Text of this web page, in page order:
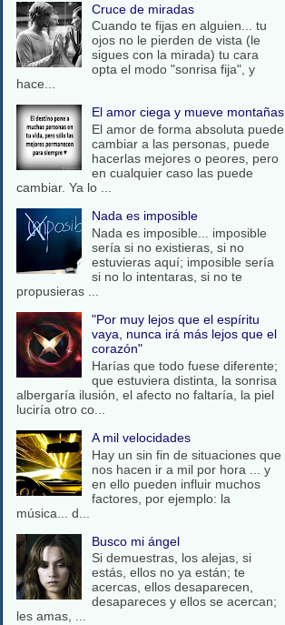
Cruce de miradas
Cuando te fijas en alguien... tu
ojos no le pierden de vista (le
sigues con la mirada) tu cara
opta el modo "sonrisa fija", y
hace...
El amor ciega y mueve montañas
El amor de forma absoluta puede
cambiar a las personas, puede
hacerlas mejores o peores, pero
en cualquier caso las puede
cambiar. Ya lo ...
Nada es imposible
Nada es imposible... imposible
sería si no existieras, si no
estuvieras aquí; imposible sería
si no lo intentaras, si no te
propusieras ...
"Por muy lejos que el espíritu
vaya, nunca irá más lejos que el
corazón"
Harías que todo fuese diferente;
que estuviera distinta, la sonrisa
albergaría ilusión, el afecto no faltaría, la piel
luciría otro co...
A mil velocidades
Hay un sin fin de situaciones que
nos hacen ir a mil por hora ... y
en ello pueden influir muchos
factores, por ejemplo: la
música... d...
Busco mi ángel
Si demuestras, los alejas, si
estás, ellos no ya están; te
acercas, ellos desaparecen,
desapareces y ellos se acercan;
les amas, ...